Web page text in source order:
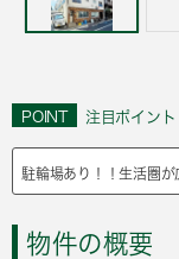
POINT 注目ポイント
駐輪場あり！！生活圏が
物件の概要